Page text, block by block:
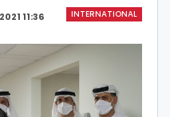
INTERNATIONAL
11:36